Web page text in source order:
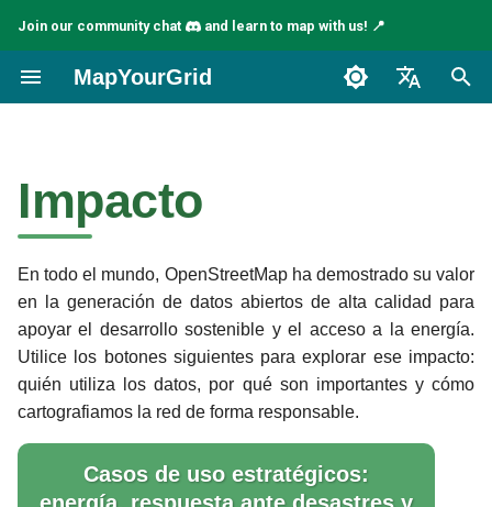
Join our community chat and learn to map with us! 📍
MapYourGrid
I
i
a
l
i
z
desastres y desarrollo
importante para la red
eléctrica?
OpenStreetMap para una
modelización energética
más inteligente
Confiado por importantes
organizaciones
Impacto
En todo el mundo, OpenStreetMap ha demostrado su valor
en la generación de datos abiertos de alta calidad para
apoyar el desarrollo sostenible y el acceso a la energía.
Utilice los botones siguientes para explorar ese impacto:
quién utiliza los datos, por qué son importantes y cómo
cartografiamos la red de forma responsable.
Casos de uso estratégicos: